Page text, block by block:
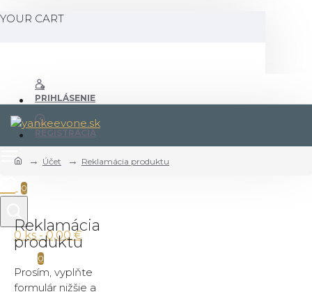
YOUR CART
PRIHLÁSENIE
REGISTRÁCIA
0
0 ks - 0,00 €
0
Účet Reklamácia produktu
Reklamácia
produktu
Prosím, vyplňte
formulár nižšie a